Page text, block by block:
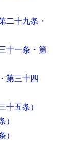
二十九条・
十一条・第
第三十四
十五条）